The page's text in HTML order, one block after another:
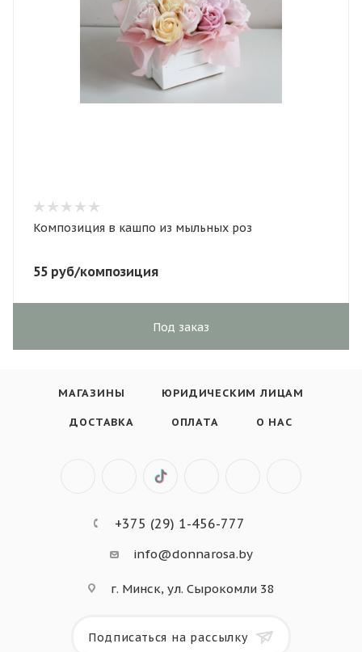
Композиция в кашпо из мыльных роз
55 руб/композиция
Под заказ
МАГАЗИНЫ ЮРИДИЧЕСКИМ ЛИЦАМ
ДОСТАВКА ОПЛАТА О НАС
+375 (29) 1-456-777
info@donnarosa.by
г. Минск, ул. Сырокомли 38
Подписаться на рассылку